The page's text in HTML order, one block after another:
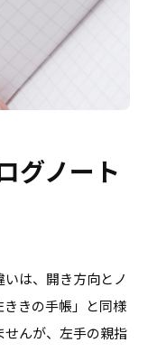
グノート
は、開き方向とノ
きの手帳」と同様
せんが、左手の親指